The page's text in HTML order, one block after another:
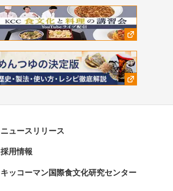
ニュースリリース
採用情報
キッコーマン国際食文化研究センター